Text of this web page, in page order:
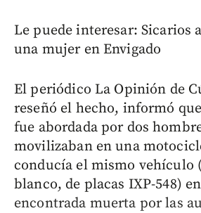
Le puede interesar: Sicarios
una mujer en Envigado
El periódico La Opinión de
reseñó el hecho, informó
fue abordada por dos
movilizaban en una
conducía el mismo vehículo
blanco, de placas IXP-548)
encontrada muerta por las